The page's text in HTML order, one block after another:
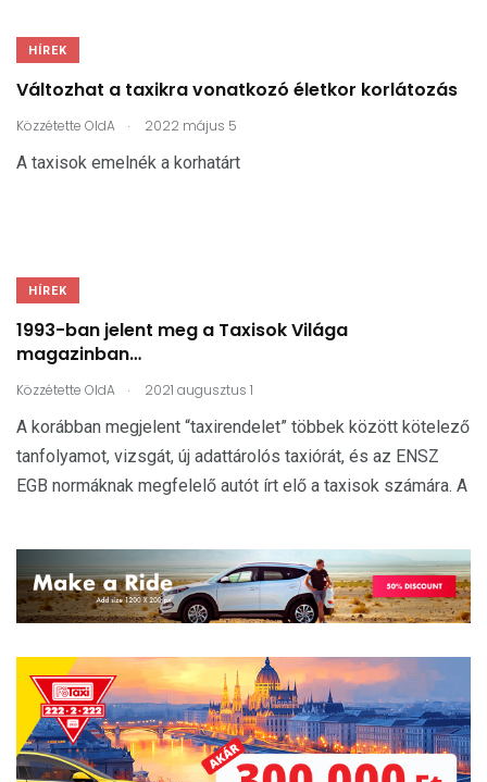
HÍREK
Változhat a taxikra vonatkozó életkor korlátozás
Közzétette OldA . 2022 május 5
A taxisok emelnék a korhatárt
HÍREK
1993-ban jelent meg a Taxisok Világa
magazinban…
Közzétette OldA . 2021 augusztus 1
A korábban megjelent “taxirendelet” többek között kötelező
tanfolyamot, vizsgát, új adattárolós taxiórát, és az ENSZ
EGB normáknak megfelelő autót írt elő a taxisok számára. A